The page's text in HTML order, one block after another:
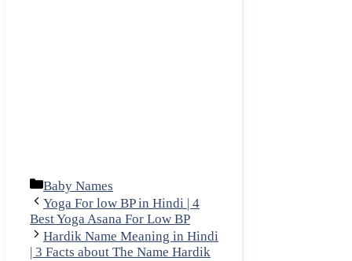
Categories
Baby Names
Yoga For low BP in Hindi | 4
Best Yoga Asana For Low BP
Hardik Name Meaning in Hindi
| 3 Facts about The Name Hardik